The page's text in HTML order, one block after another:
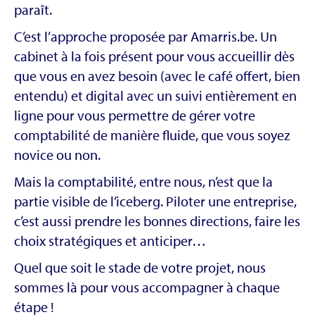
paraît.
C’est l’approche proposée par Amarris.be. Un
cabinet à la fois présent pour vous accueillir dès
que vous en avez besoin (avec le café offert, bien
entendu) et digital avec un suivi entièrement en
ligne pour vous permettre de gérer votre
comptabilité de manière fluide, que vous soyez
novice ou non.
Mais la comptabilité, entre nous, n’est que la
partie visible de l’iceberg. Piloter une entreprise,
c’est aussi prendre les bonnes directions, faire les
choix stratégiques et anticiper…
Quel que soit le stade de votre projet, nous
sommes là pour vous accompagner à chaque
étape !